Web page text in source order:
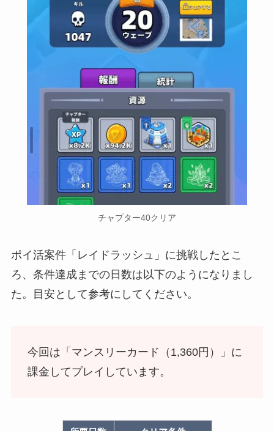
チャプター40クリア
ポイ活案件「レイドラッシュ」に挑戦したとこ
ろ、条件達成までの日数は以下のようになりまし
た。目安として参考にしてください。
今回は「マンスリーカード（1,360円）」に
課金してプレイしています。